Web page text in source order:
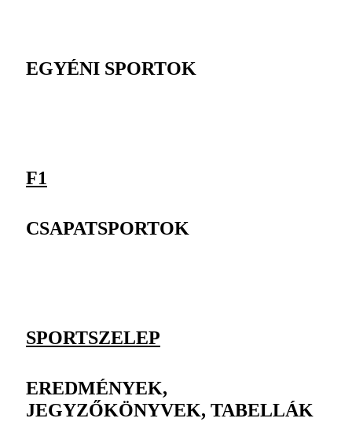
EGYÉNI SPORTOK
F1
CSAPATSPORTOK
SPORTSZELEP
EREDMÉNYEK,
JEGYZŐKÖNYVEK, TABELLÁK